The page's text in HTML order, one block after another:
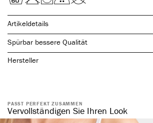
Artikeldetails
Tunnelbund mit austauschbarem Bund
Spürbar bessere Qualität
Hersteller
PASST PERFEKT ZUSAMMEN
Vervollständigen Sie Ihren Look